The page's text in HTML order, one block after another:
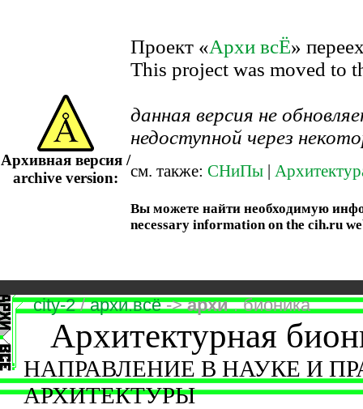
Архивная версия /
archive version:
Проект «Архи всЁ»
This project was moved to
данная версия не
недоступной через
см. также: СНиПы
Вы можете найти необходимую
necessary information on the cih.ru
city-2 / архи.всё ->архи. бионика
Архитектурная
НАПРАВЛЕНИЕ В НАУКЕ И
АРХИТЕКТУРЫ